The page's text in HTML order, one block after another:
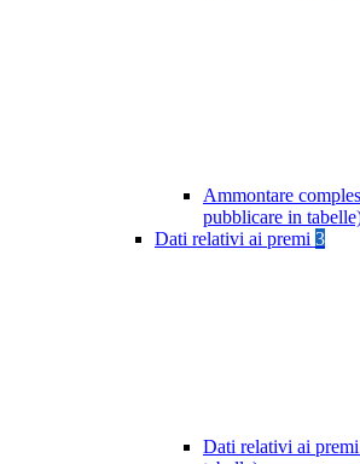
Ammontare
pubblicare in
Dati relativi ai premi 3
Dati relativi ai